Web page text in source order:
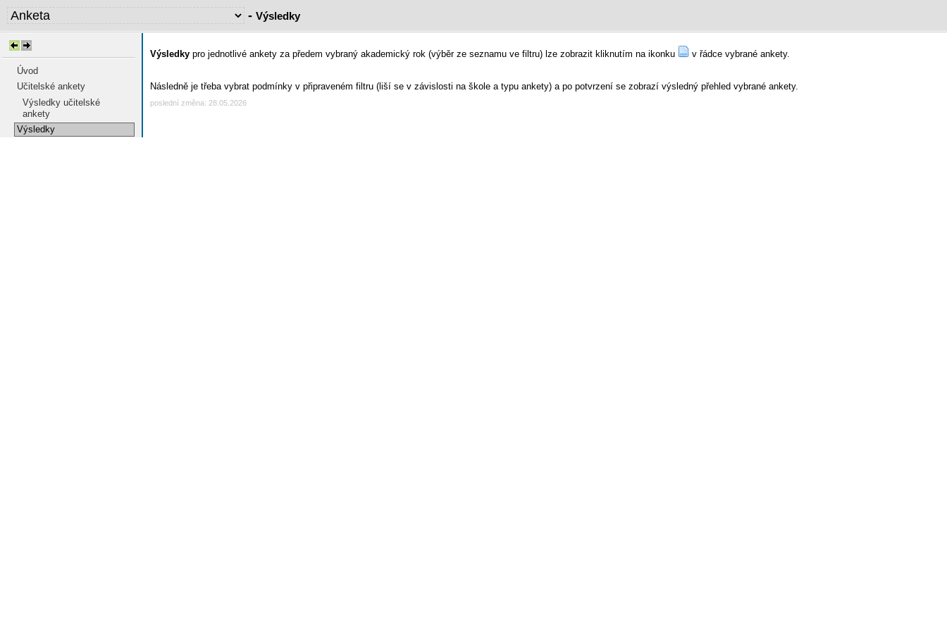
- Výsledky
Úvod
Učitelské ankety
Výsledky učitelské
ankety
Výsledky
Výsledky pro jednotlivé ankety za předem vybraný akademický rok (výběr ze seznamu ve filtru) lze zobrazit kliknutím na ikonku v řádce vybrané ankety.
Následně je třeba vybrat podmínky v připraveném filtru (liší se v závislosti na škole a typu ankety) a po potvrzení se zobrazí výsledný přehled vybrané ankety.
poslední změna: 28.05.2026